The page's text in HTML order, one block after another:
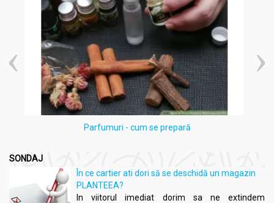
Parfumuri - cum se prepară
SONDAJ
În ce cartier ati dori să se deschidă un magazin
PLANTEEA?
In viitorul imediat dorim sa ne extindem